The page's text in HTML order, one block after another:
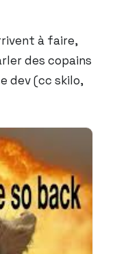
à faire,
des copains
dev (cc skilo,